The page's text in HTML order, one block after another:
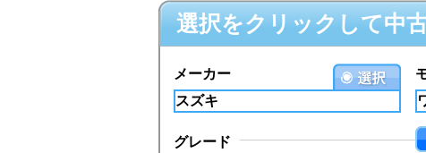
選択をクリックして中
メーカー
グレード